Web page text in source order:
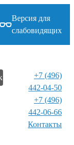
Версия для
слабовидящих
+7 (496)
442-04-50
+7 (496)
442-06-66
Контакты⁠